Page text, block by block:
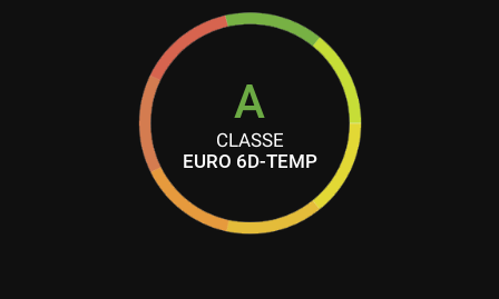
Volante multifunzione
A
CLASSE
EURO 6D-TEMP